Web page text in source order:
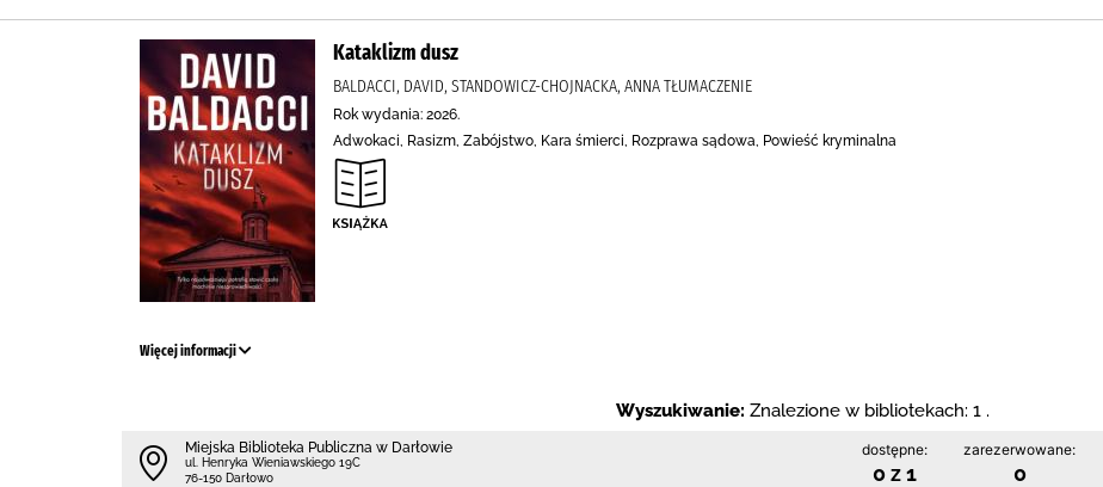
Kataklizm dusz
BALDACCI, DAVID, STANDOWICZ-CHOJNACKA, ANNA TŁUMACZENIE
Rok wydania: 2026.
Adwokaci, Rasizm, Zabójstwo, Kara śmierci, Rozprawa sądowa, Powieść kryminalna
Więcej informacji
Wyszukiwanie: Znalezione w bibliotekach: 1 .
Miejska Biblioteka Publiczna w Darłowie
ul. Henryka Wieniawskiego 19C
76-150 Darłowo
dostępne:
0 z 1
zarezerwowane:
0